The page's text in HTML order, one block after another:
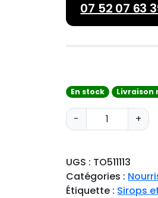
07 52 07 63
En stock Livraison
-
q
u
n
t
i
+
UGS : TO511113
Catégories :
Étiquette : Sirops